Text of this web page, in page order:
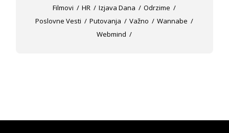
Filmovi
HR Izjava Dana
Odrzime
Poslovne Vesti
Putovanja Važno
Wannabe
Webmind